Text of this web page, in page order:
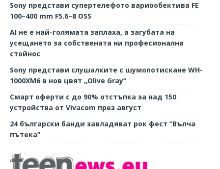
Sony представи супертелефото вариообектива FE
100–400 mm F5.6–8 OSS
AI не е най-голямата заплаха, а загубата на
усещането за собствената ни професионална
стойнос
Sony представи слушалките с шумопотискане WH-
1000XM6 в нов цвят „Olive Gray“
Смарт оферти с до 90% отстъпка за над 150
устройства от Vivacom през август
24 български банди завладяват рок фест “Вълча
пътека”